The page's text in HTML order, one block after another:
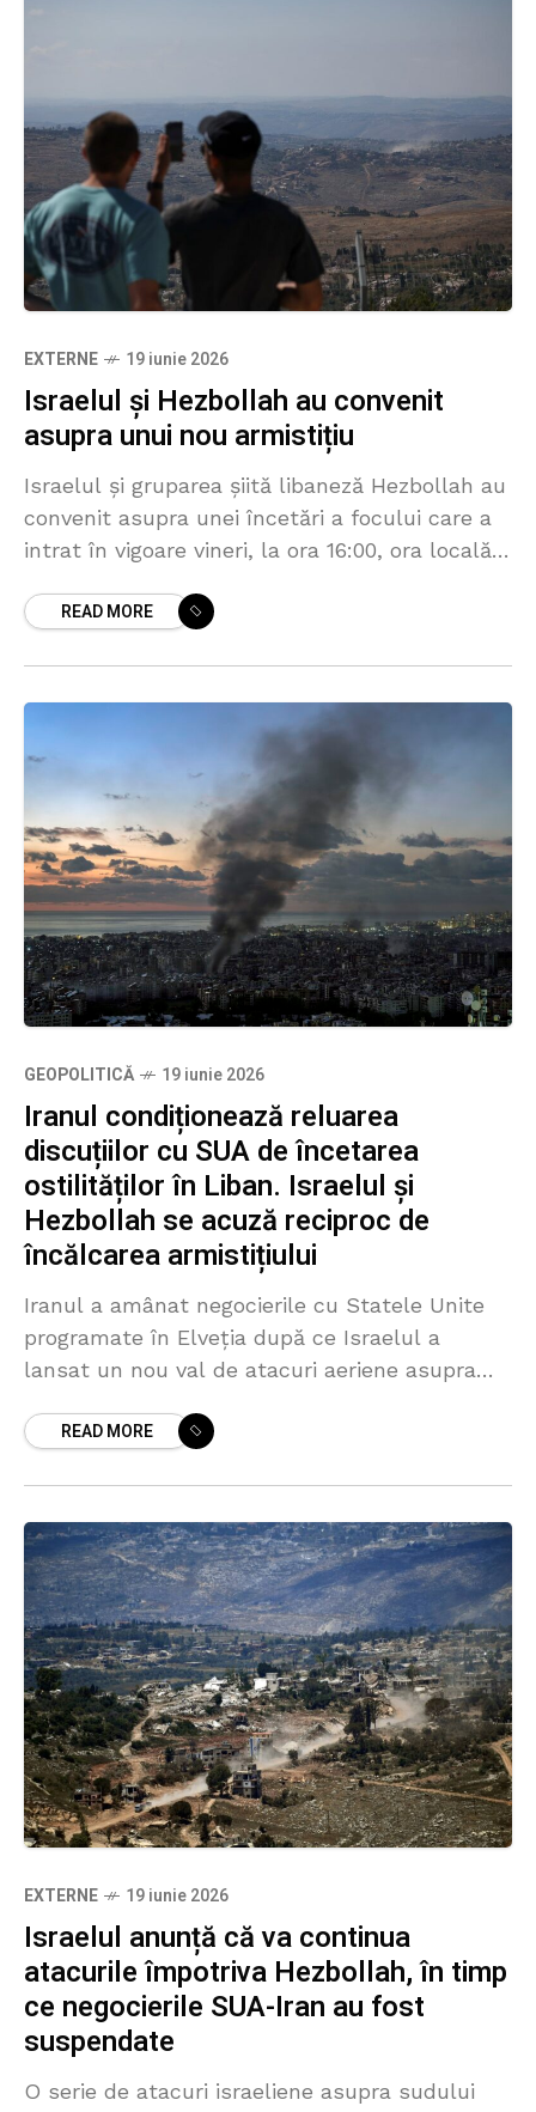
EXTERNE 19 iunie 2026
Israelul și Hezbollah au convenit
asupra unui nou armistițiu
Israelul și gruparea șiită libaneză Hezbollah au
convenit asupra unei încetări a focului care a
intrat în vigoare vineri, la ora 16:00, ora locală,
READ MORE
GEOPOLITICĂ 19 iunie 2026
Iranul condiționează reluarea
discuțiilor cu SUA de încetarea
ostilităților în Liban. Israelul și
Hezbollah se acuză reciproc de
încălcarea armistițiului
Iranul a amânat negocierile cu Statele Unite
programate în Elveția după ce Israelul a
lansat un nou val de atacuri aeriene asupra
familiarizate cu
READ MORE
EXTERNE 19 iunie 2026
Israelul anunță că va continua
atacurile împotriva Hezbollah, în timp
ce negocierile SUA-Iran au fost
suspendate
O serie de atacuri israeliene asupra sudului